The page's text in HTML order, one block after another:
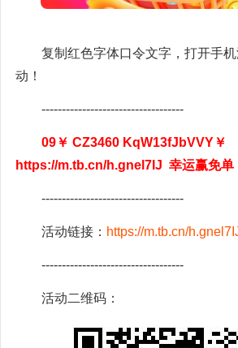
复制红色字体口令文字，打开手
动！
-----------------------------------
09￥ CZ3460 KqW13fJbVVY￥
https://m.tb.cn/h.gnel7IJ 幸运赢免单
-----------------------------------
活动链接： https://m.tb.cn/
-----------------------------------
活动二维码：